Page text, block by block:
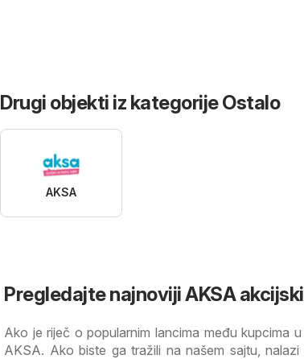
Drugi objekti iz kategorije Ostalo
AKSA
Pregledajte najnoviji AKSA
Ako je riječ o popularnim lancima među kupcima
AKSA. Ako biste ga tražili na našem sajtu,